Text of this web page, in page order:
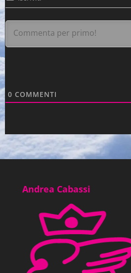
0 COMMENTI
Andrea Cabassi